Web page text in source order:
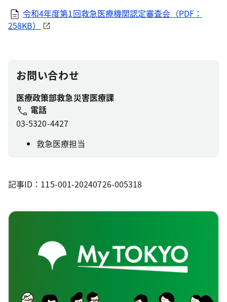
令和4年度第1回救急医療機関認定審査会（PDF：
258KB）
お問い合わせ
医療政策部救急災害医療課
電話
03-5320-4427
救急医療担当
記事ID：115-001-20240726-005318